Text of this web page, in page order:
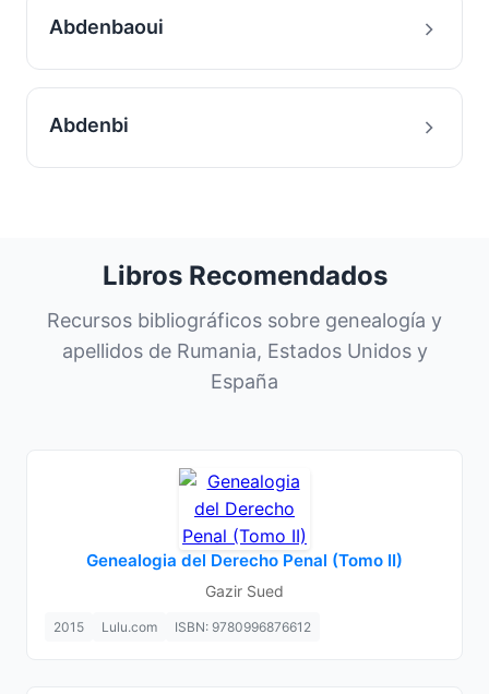
Abdenbaoui
Abdenbi
Libros Recomendados
Recursos bibliográficos sobre genealogía y
apellidos de Rumania, Estados Unidos y
España
Genealogia del Derecho Penal (Tomo II)
Gazir Sued
2015 Lulu.com ISBN: 9780996876612